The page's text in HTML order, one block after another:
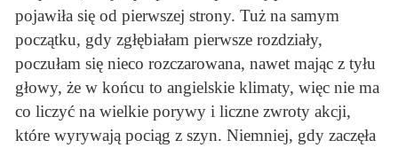
pojawiła się od pierwszej strony. Tuż na samym
początku, gdy zgłębiałam pierwsze rozdziały,
poczułam się nieco rozczarowana, nawet mając z tyłu
głowy, że w końcu to angielskie klimaty, więc nie ma
co liczyć na wielkie porywy i liczne zwroty akcji,
które wyrywają pociąg z szyn. Niemniej, gdy zaczęła